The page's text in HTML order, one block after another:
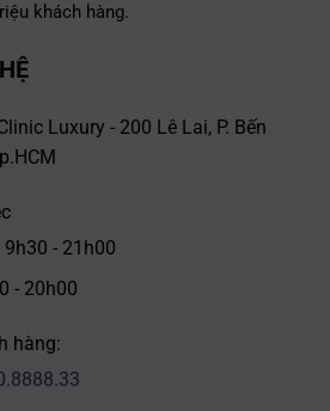
khách hàng.
Luxury - 200 Lê Lai, P. Bến
- 21h00
- 20h00
hàng: